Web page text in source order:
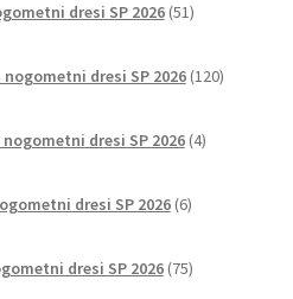
dresi SP 2026 51izdelkov
dresi SP 2026 120izdelkov
dresi SP 2026 4izdelki
dresi SP 2026 6izdelkov
dresi SP 2026 75izdelkov